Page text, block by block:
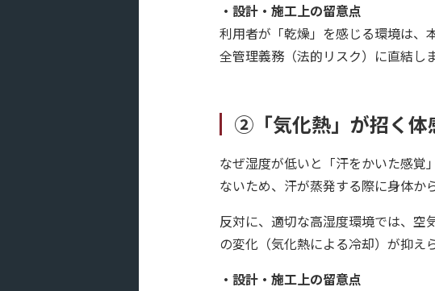
・設計・施工上の留意点
利用者が「乾燥」を感じる環境は、
全管理義務（法的リスク）に直結しま
②「気化熱」が招く体
なぜ湿度が低いと「汗をかいた感覚
ないため、汗が蒸発する際に身体か
反対に、適切な高湿度環境では、空
の変化（気化熱による冷却）が抑え
・設計・施工上の留意点